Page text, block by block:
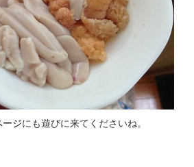
ージにも遊びに来てくださいね。